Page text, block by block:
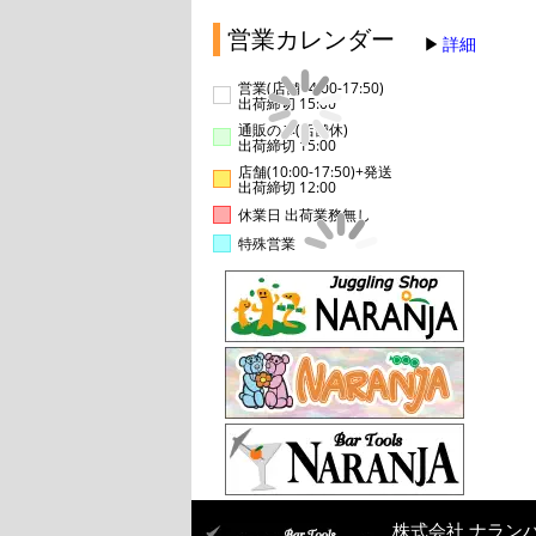
営業カレンダー 詳細
営業(店舗14:00-17:50)
出荷締切 15:00
通販のみ(店舗休)
出荷締切 15:00
店舗(10:00-17:50)+発送
出荷締切 12:00
休業日 出荷業務無し
特殊営業
株式会社 ナラン